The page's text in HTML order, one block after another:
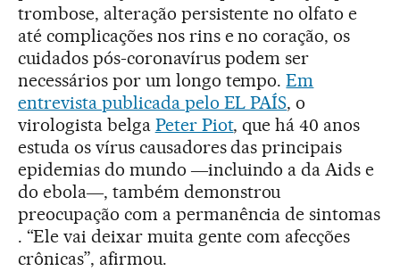
trombose, alteração persistente no olfato e
até complicações nos rins e no coração, os
cuidados pós-coronavírus podem ser
necessários por um longo tempo.Em
entrevista publicada pelo EL PAÍS, o
virologista belga Peter Piot, que há 40 anos
estuda os vírus causadores das principais
epidemias do mundo ―incluindo a da Aids e
do ebola―, também demonstrou
preocupação com a permanência de sintomas
. “Ele vai deixar muita gente com afecções
crônicas”, afirmou.